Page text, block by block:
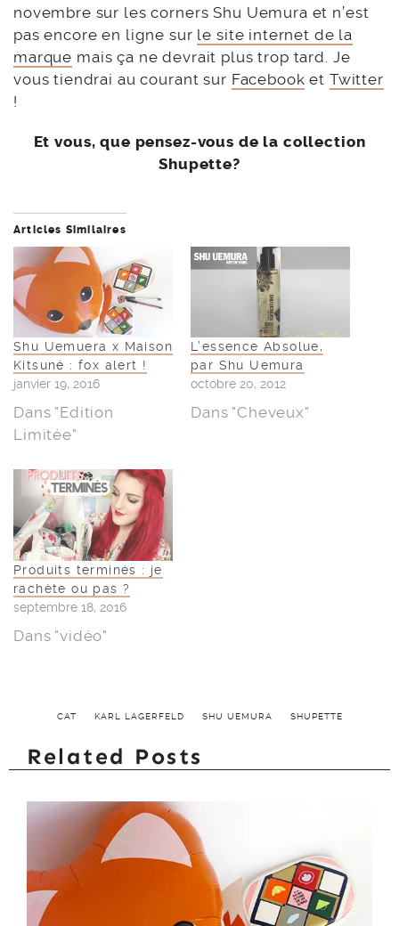
novembre sur les corners Shu Uemura et n’est
pas encore en ligne sur le site internet de la
marque mais ça ne devrait plus trop tard. Je
vous tiendrai au courant sur Facebook et Twitter
!
Et vous, que pensez-vous de la collection
Shupette?
Articles Similaires
Shu Uemuera x Maison
Kitsuné : fox alert !
janvier 19, 2016
Dans "Edition
Limitée"
L’essence Absolue,
par Shu Uemura
octobre 20, 2012
Dans "Cheveux"
Produits terminés : je
rachète ou pas ?
septembre 18, 2016
Dans "vidéo"
CAT KARL LAGERFELD SHU UEMURA SHUPETTE
Related Posts